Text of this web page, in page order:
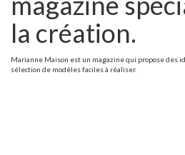
la création.
Marianne Maison est un magazine qui propose des
sélection de modèles faciles à réaliser.